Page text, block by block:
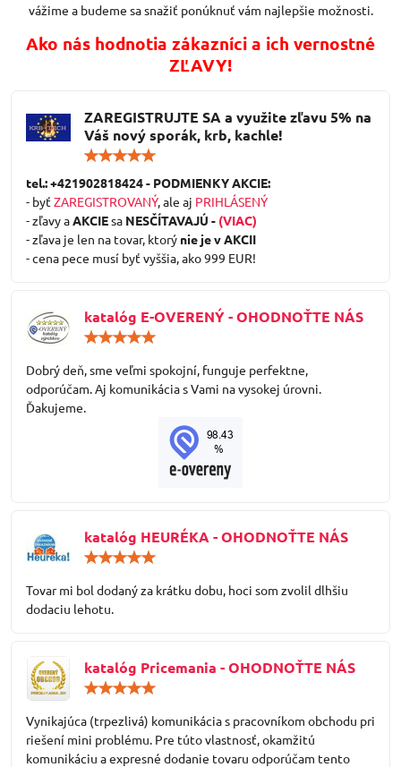
vážime a budeme sa snažiť ponúknuť vám najlepšie možnosti.
Ako nás hodnotia zákazníci a ich vernostné
ZĽAVY!
ZAREGISTRUJTE SA a využite zľavu 5% na
Váš nový sporák, krb, kachle!
/
5
tel.: +421902818424 - PODMIENKY AKCIE:
- byť ZAREGISTROVANÝ, ale aj PRIHLÁSENÝ
- zľavy aAKCIEsa NESČÍTAVAJÚ - (VIAC)
- zľava je len na tovar, ktorý nie je v AKCII
- cena pece musí byť vyššia, ako 999 EUR!
katalóg E-OVERENÝ - OHODNOŤTE NÁS
5
Dobrý deň, sme veľmi spokojní, funguje perfektne,
odporúčam. Aj komunikácia s Vami na vysokej úrovni.
Ďakujeme.
katalóg HEURÉKA - OHODNOŤTE NÁS
5
Tovar mi bol dodaný za krátku dobu, hoci som zvolil dlhšiu
dodaciu lehotu.
katalóg Pricemania - OHODNOŤTE NÁS
5
Vynikajúca (trpezlivá) komunikácia s pracovníkom obchodu pri
riešení mini problému. Pre túto vlastnosť, okamžitú
komunikáciu a expresné dodanie tovaru odporúčam tento